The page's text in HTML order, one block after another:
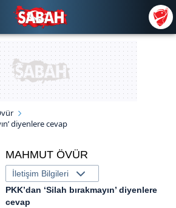
diyenlere cevap
MAHMUT ÖVÜR
İletişim Bilgileri
PKK’dan ‘Silah bırakmayın’ diyenlere
cevap